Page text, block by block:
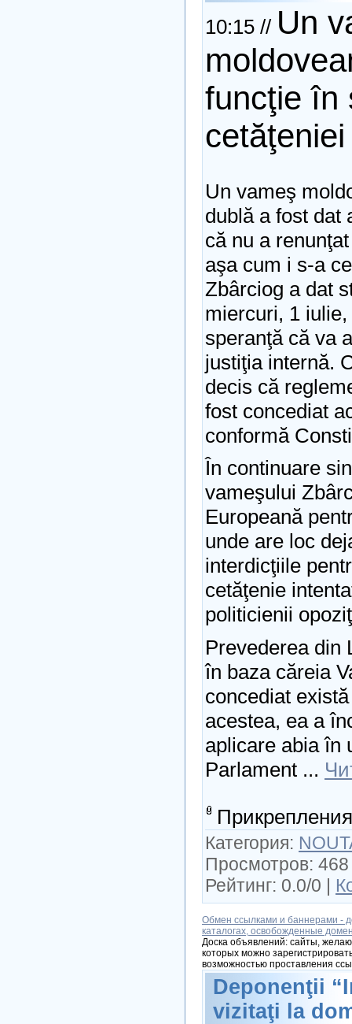
10:15 // Un
funcţie în
Un vameş
dublă a fost dat
că nu a
aşa cum i s-a
Zbârciog a dat
miercuri, 1
speranţă că va
justiţia internă.
decis că
fost concediat
conformă
În continuare
vameşului
Europeană
unde are loc
interdicţiile
cetăţenie
politicienii
Prevederea din
în baza căreia
concediat
acestea, ea a
aplicare abia în
Parlament ...
Категория:
Просмотров:
Рейтинг: 0.0/0 |
Обмен ссылками и баннерами -
каталогах, освобожденные
Доска объявлений: сайты,
которых можно
возможностью проставления
Deponenţii
vizitaţi la